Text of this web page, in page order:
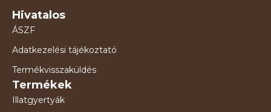
Hivatalos
ÁSZF
Adatkezelési tájékoztató
Termékvisszaküldés
Termékek
Illatgyertyák